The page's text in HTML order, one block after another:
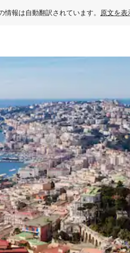
情報は自動翻訳されています。 原文を表
ッチまたはスワイプして検索結果を確